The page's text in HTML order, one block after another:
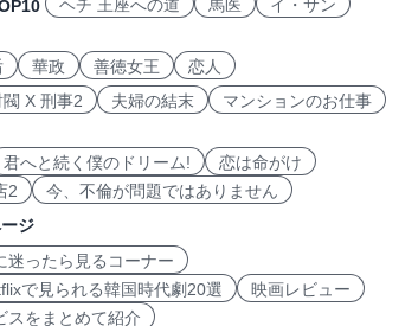
ヘチ 王座への道 馬医
イ・サン
華政 善徳女王
恋人
閥 X 刑事2 夫婦の結末
マンションのお仕事
君へと続く僕のドリーム!
恋は命がけ
2
今、不倫が問題ではありません
ジ
迷ったら見るコーナー
で見られる韓国時代劇20選
映画レビュー
スをまとめて紹介